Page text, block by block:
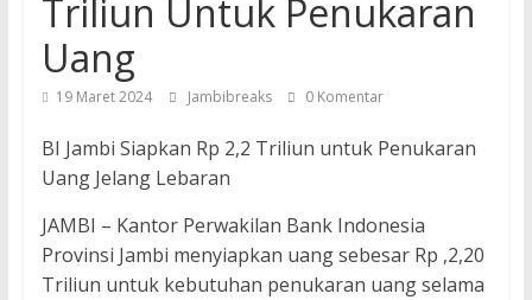
Triliun Untuk Penukaran
Uang
19 Maret 2024 Jambibreaks 0 Komentar
BI Jambi Siapkan Rp 2,2 Triliun untuk Penukaran
Uang Jelang Lebaran
JAMBI – Kantor Perwakilan Bank Indonesia
Provinsi Jambi menyiapkan uang sebesar Rp ,2,20
Triliun untuk kebutuhan penukaran uang selama